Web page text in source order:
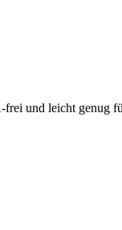
frei und leicht genug